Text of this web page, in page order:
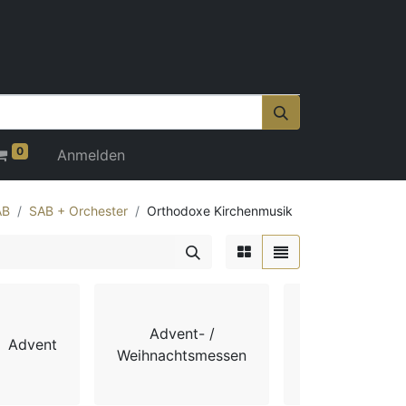
0 Anmelden
SAB + Orchester Orthodoxe Kirchenmusik
Advent
Advent- /
Weihnachtsmessen